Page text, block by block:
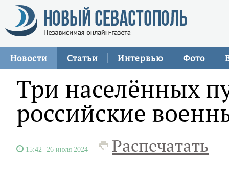
Новости Статьи Интервью Фото
Три населённых
российские
15:42 26 июля 2024 Распечатать